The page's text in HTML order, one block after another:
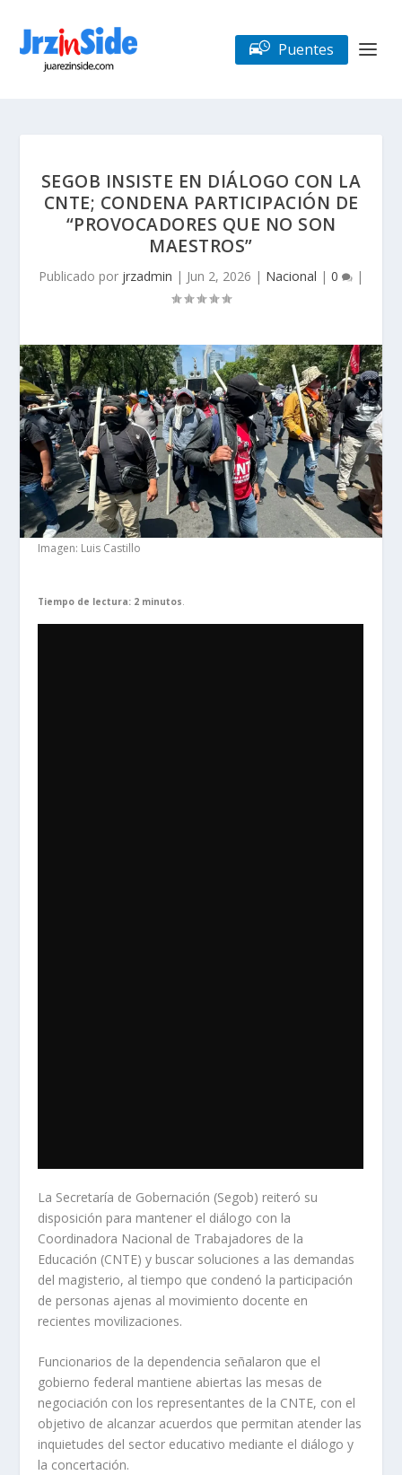
Puentes
SEGOB INSISTE EN DIÁLOGO CON LA
CNTE; CONDENA PARTICIPACIÓN DE
“PROVOCADORES QUE NO SON
MAESTROS”
Publicado por jrzadmin | Jun 2, 2026 | Nacional | 0 |
Imagen: Luis Castillo
Tiempo de lectura: 2 minutos.
La Secretaría de Gobernación (Segob) reiteró su
disposición para mantener el diálogo con la
Coordinadora Nacional de Trabajadores de la
Educación (CNTE) y buscar soluciones a las demandas
del magisterio, al tiempo que condenó la participación
de personas ajenas al movimiento docente en
recientes movilizaciones.
Funcionarios de la dependencia señalaron que el
gobierno federal mantiene abiertas las mesas de
negociación con los representantes de la CNTE, con el
objetivo de alcanzar acuerdos que permitan atender las
inquietudes del sector educativo mediante el diálogo y
la concertación.